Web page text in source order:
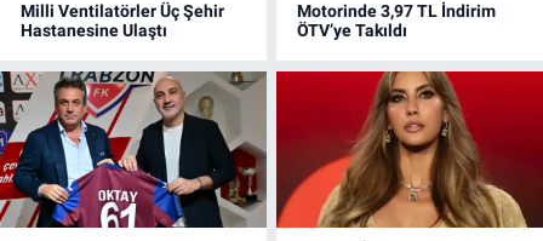
Milli Ventilatörler Üç Şehir
Hastanesine Ulaştı
Motorinde 3,97 TL İndirim
ÖTV’ye Takıldı